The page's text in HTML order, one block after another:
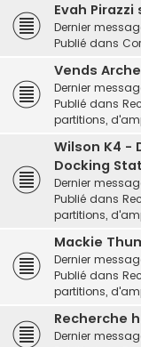
Evah
Dernier
Publié dans
Vends
Dernier
Publié dans
partitions,
Wilson K4 -
Docking
Dernier
Publié dans
partitions,
Mackie
Dernier
Publié dans
partitions,
Recherche
Dernier